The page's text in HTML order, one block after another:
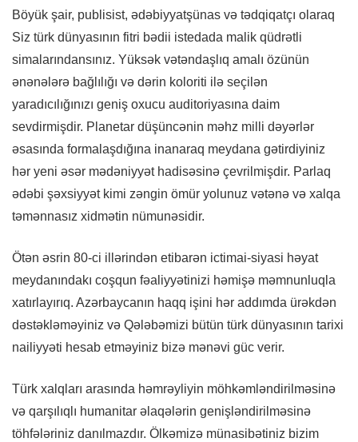
Böyük şair, publisist, ədəbiyyatşünas və tədqiqatçı olaraq
Siz türk dünyasının fitri bədii istedada malik qüdrətli
simalarındansınız. Yüksək vətəndaşlıq amalı özünün
ənənələrə bağlılığı və dərin koloriti ilə seçilən
yaradıcılığınızı geniş oxucu auditoriyasına daim
sevdirmişdir. Planetar düşüncənin məhz milli dəyərlər
əsasında formalaşdığına inanaraq meydana gətirdiyiniz
hər yeni əsər mədəniyyət hadisəsinə çevrilmişdir. Parlaq
ədəbi şəxsiyyət kimi zəngin ömür yolunuz vətənə və xalqa
təmənnasız xidmətin nümunəsidir.
Ötən əsrin 80-ci illərindən etibarən ictimai-siyasi həyat
meydanındakı coşqun fəaliyyətinizi həmişə məmnunluqla
xatırlayırıq. Azərbaycanın haqq işini hər addımda ürəkdən
dəstəkləməyiniz və Qələbəmizi bütün türk dünyasının tarixi
nailiyyəti hesab etməyiniz bizə mənəvi güc verir.
Türk xalqları arasında həmrəyliyin möhkəmləndirilməsinə
və qarşılıqlı humanitar əlaqələrin genişləndirilməsinə
töhfələriniz danılmazdır. Ölkəmizə münasibətiniz bizim